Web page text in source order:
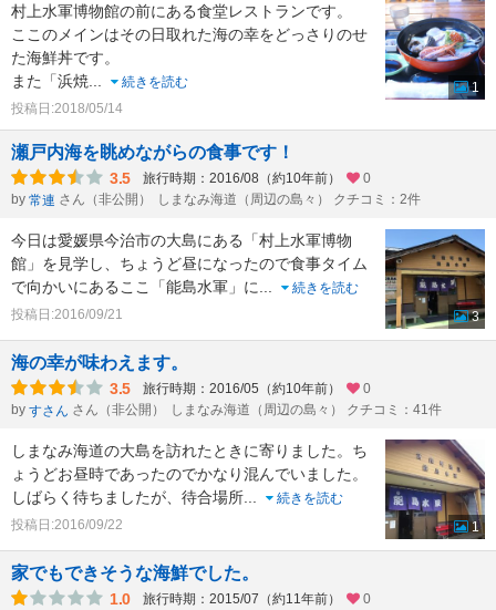
村上水軍博物館の前にある食堂レストランです。
ここのメインはその日取れた海の幸をどっさりのせ
た海鮮丼です。
また「浜焼
続きを読む
投稿日:2018/05/14
1
瀬戸内海を眺めながらの食事です！
3.5 旅行時期：2016/08（約10年前）
0
by 常連 さん（非公開） しまなみ海道（周辺の島々） クチコミ：2件
今日は愛媛県今治市の大島にある「村上水軍博物
館」を見学し、ちょうど昼になったので食事タイム
で向かいにあるここ「能島水軍」に
続きを読む
投稿日:2016/09/21
3
海の幸が味わえます。
3.5 旅行時期：2016/05（約10年前）
0
by すさん さん（非公開） しまなみ海道（周辺の島々） クチコミ：41件
しまなみ海道の大島を訪れたときに寄りました。ち
ょうどお昼時であったのでかなり混んでいました。
しばらく待ちましたが、待合場所
続きを読む
投稿日:2016/09/22
1
家でもできそうな海鮮でした。
1.0 旅行時期：2015/07（約11年前）
0